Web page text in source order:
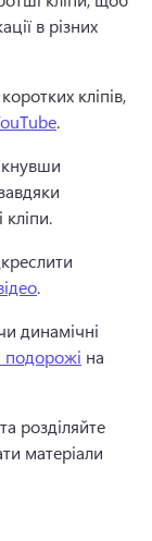
в різних
кліпів,
.
.
динамічні
подорожі на
розділяйте
матеріали